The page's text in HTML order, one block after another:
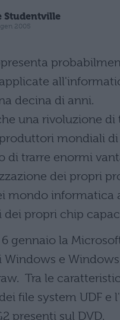
Studentville
2005
decina di anni.
una rivoluzione
mondiali
di trarre enormi
dei propri
mondo informatica
dei propri chip
6 gennaio la
Windows e
Tra le
file system UDF
presenti sul DVD.